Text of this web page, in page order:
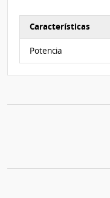
Características
Potencia